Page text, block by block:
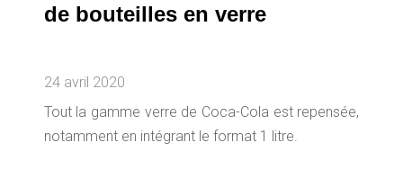
de bouteilles en verre
24 avril 2020
Tout la gamme verre de Coca-Cola est repensée,
notamment en intégrant le format 1 litre.